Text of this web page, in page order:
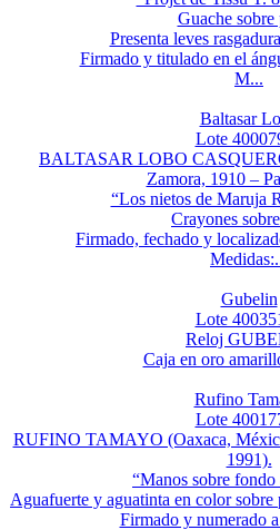
Guache sobre
Presenta leves
Firmado y titulado en el
M...
Baltasar
Lote
BALTASAR LOBO
Zamora, 1910 –
“Los nietos de Maruja
Crayones
Firmado, fechado y
Gubelin
Lote
Reloj
Caja en oro
Rufino
Lote
RUFINO TAMAYO (Oaxaca,
1991).
“Manos sobre fondo
Aguafuerte y aguatinta en color
Firmado y numerado